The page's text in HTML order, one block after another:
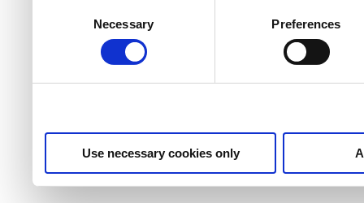
Necessary Preferences
Use necessary cookies only